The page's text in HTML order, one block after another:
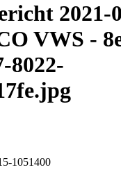
2021-
VWS -
8022-
1051400